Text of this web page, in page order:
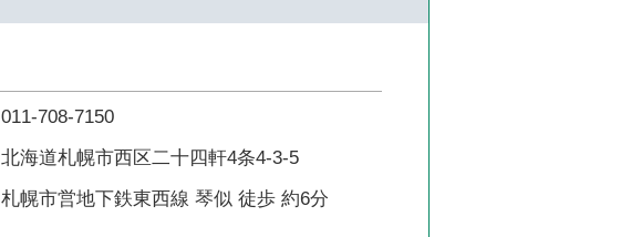
011-708-7150
北海道札幌市西区二十四軒4条4-3-5
札幌市営地下鉄東西線 琴似 徒歩 約6分